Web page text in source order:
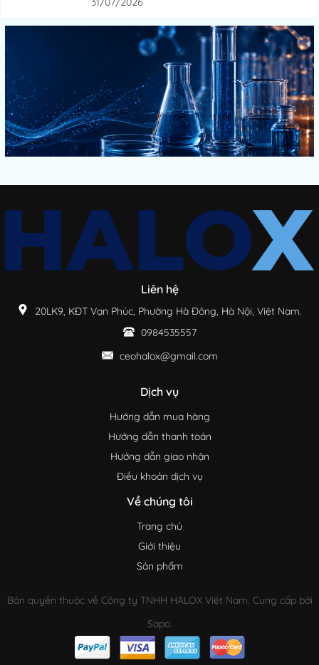
Liên hệ
20LK9, KĐT Vạn Phúc, Phường Hà Đông, Hà Nội, Việt Nam.
0984535557
ceohalox@gmail.com
Dịch vụ
Hướng dẫn mua hàng
Hướng dẫn thanh toán
Hướng dẫn giao nhận
Điều khoản dịch vụ
Về chúng tôi
Trang chủ
Giới thiệu
Sản phẩm
Bản quyền thuộc về Công ty TNHH HALOX Việt Nam. Cung cấp bởi
Sapo.